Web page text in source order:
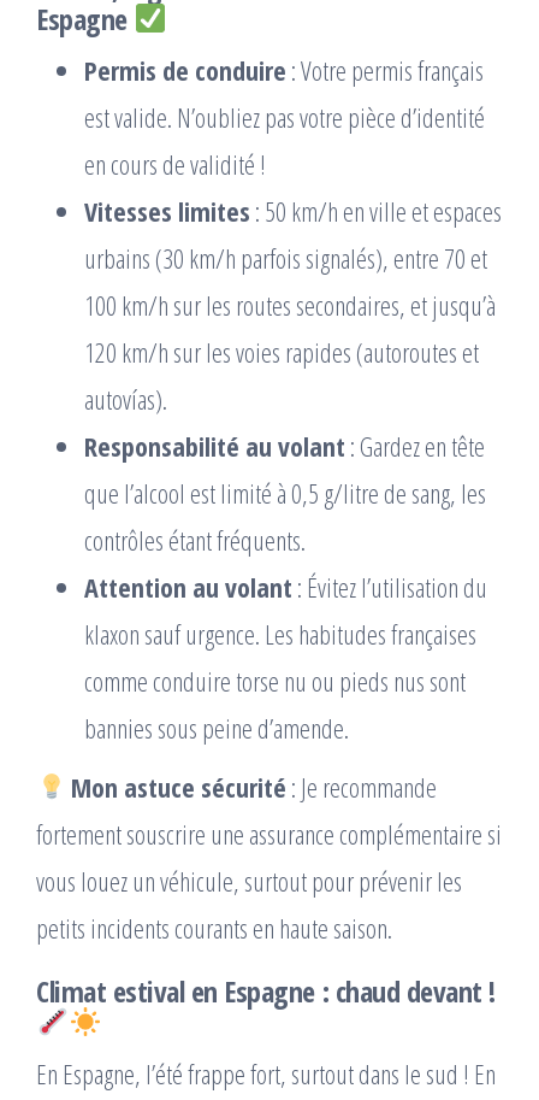
Espagne
Permis de conduire : Votre permis français
est valide. N’oubliez pas votre pièce d’identité
en cours de validité !
Vitesses limites : 50 km/h en ville et espaces
urbains (30 km/h parfois signalés), entre 70 et
100 km/h sur les routes secondaires, et jusqu’à
120 km/h sur les voies rapides (autoroutes et
autovías).
Responsabilité au volant : Gardez en tête
que l’alcool est limité à 0,5 g/litre de sang, les
contrôles étant fréquents.
Attention au volant : Évitez l’utilisation du
klaxon sauf urgence. Les habitudes françaises
comme conduire torse nu ou pieds nus sont
bannies sous peine d’amende.
Mon astuce sécurité : Je recommande
fortement souscrire une assurance complémentaire si
vous louez un véhicule, surtout pour prévenir les
petits incidents courants en haute saison.
Climat estival en Espagne : chaud devant !
En Espagne, l’été frappe fort, surtout dans le sud ! En